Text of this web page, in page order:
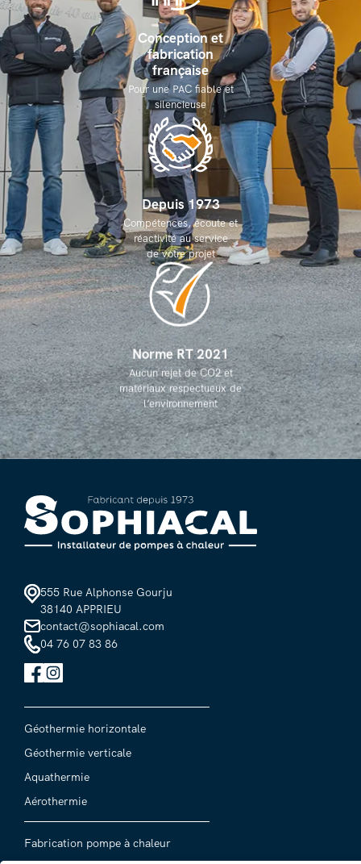
Conception et
fabrication
française
Pour une PAC fiable et
silencieuse
Depuis 1973
Compétences, écoute et
réactivité au service
de votre projet
Norme RT 2021
Aucun rejet de CO2 et
matériaux respectueux de
l’environnement
555 Rue Alphonse Gourju
38140 APPRIEU
contact@sophiacal.com
04 76 07 83 86
Géothermie horizontale
Géothermie verticale
Aquathermie
Aérothermie
Fabrication pompe à chaleur